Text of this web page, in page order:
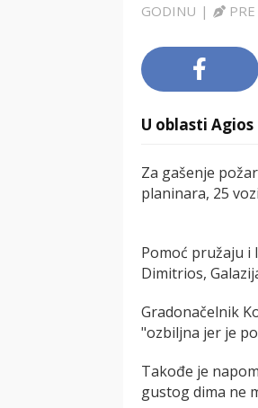
GODINU |
U oblasti
Za gašenje
planinara, 25
Pomoć pružaju i
Dimitrios,
Gradonačelnik
"ozbiljna jer je
Takođe je
gustog dima ne